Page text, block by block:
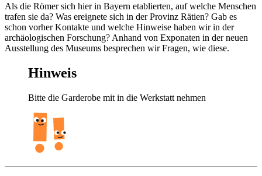
Als die Römer sich hier in Bayern etablierten, auf welche Menschen
trafen sie da? Was ereignete sich in der Provinz Rätien? Gab es
schon vorher Kontakte und welche Hinweise haben wir in der
archäologischen Forschung? Anhand von Exponaten in der neuen
Ausstellung des Museums besprechen wir Fragen, wie diese.
Hinweis
Bitte die Garderobe mit in die Werkstatt nehmen